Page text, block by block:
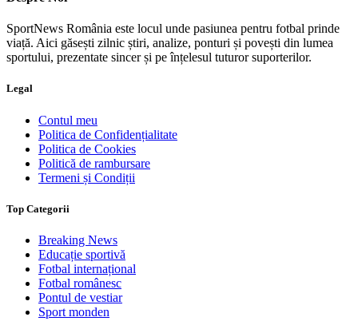
SportNews România este locul unde pasiunea pentru fotbal prinde
viață. Aici găsești zilnic știri, analize, ponturi și povești din lumea
sportului, prezentate sincer și pe înțelesul tuturor suporterilor.
Legal
Contul meu
Politica de Confidențialitate
Politica de Cookies
Politică de rambursare
Termeni și Condiții
Top Categorii
Breaking News
Educație sportivă
Fotbal internațional
Fotbal românesc
Pontul de vestiar
Sport monden